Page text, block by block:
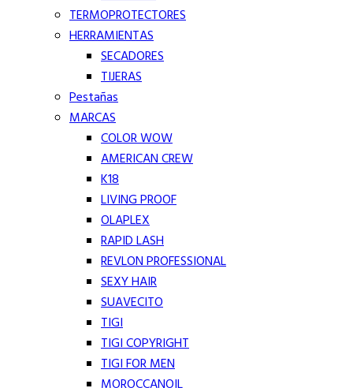
TERMOPROTECTORES
HERRAMIENTAS
SECADORES
TIJERAS
Pestañas
MARCAS
COLOR WOW
AMERICAN CREW
K18
LIVING PROOF
OLAPLEX
RAPID LASH
REVLON PROFESSIONAL
SEXY HAIR
SUAVECITO
TIGI
TIGI COPYRIGHT
TIGI FOR MEN